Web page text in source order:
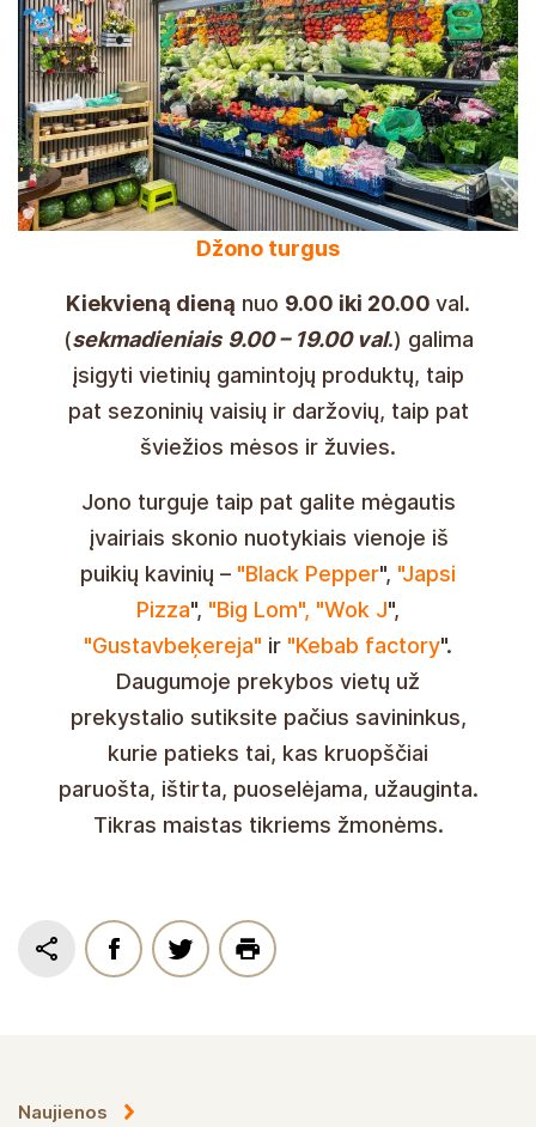
Džono turgus
Kiekvieną dieną nuo 9.00 iki 20.00 val.
(sekmadieniais 9.00 – 19.00 val.) galima
įsigyti vietinių gamintojų produktų, taip
pat sezoninių vaisių ir daržovių, taip pat
šviežios mėsos ir žuvies.
Jono turguje taip pat galite mėgautis
įvairiais skonio nuotykiais vienoje iš
puikių kavinių – "Black Pepper", "Japsi
Pizza", "Big Lom", "Wok J",
"Gustavbeķereja" ir "Kebab factory".
Daugumoje prekybos vietų už
prekystalio sutiksite pačius savininkus,
kurie patieks tai, kas kruopščiai
paruošta, ištirta, puoselėjama, užauginta.
Tikras maistas tikriems žmonėms.
Naujienos